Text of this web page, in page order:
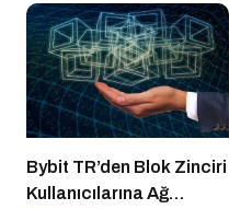
Bybit TR’den Blok Zinciri
Kullanıcılarına Ağ